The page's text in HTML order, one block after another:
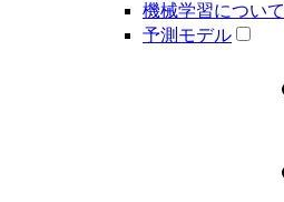
機械学習について
予測モデル